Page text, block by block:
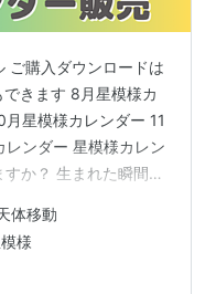
ご購入ダウンロードは
きます 8月星模様カ
星模様カレンダー 11
レンダー 星模様カレン
か？ 生まれた瞬間の
刻に合わせて、生ま
置と出生図を合わせ
動きのヒントを読み
体移動
様